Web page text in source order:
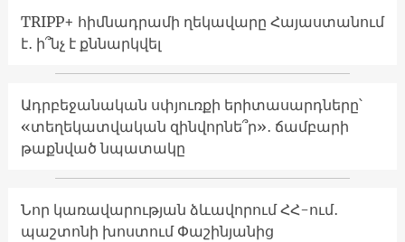
TRIPP+ հիմնադրամի ղեկավարը Հայաստանում
է․ ի՞նչ է քննարկվել
Ադրբեջանական սփյուռքի երիտասարդները՝
«տեղեկատվական զինվորնե՞ր»․ ճամբարի
թաքնված նպատակը
Նոր կառավարության ձևավորում ՀՀ-ում․
պաշտոնի խոստում Փաշինյանից